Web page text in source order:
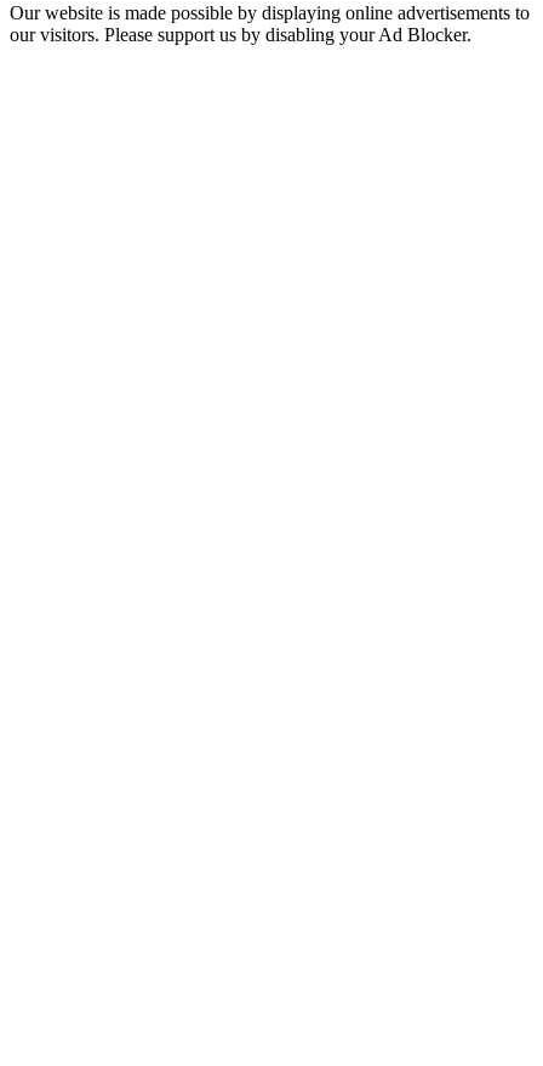
Our website is made possible by displaying online advertisements to
our visitors. Please support us by disabling your Ad Blocker.